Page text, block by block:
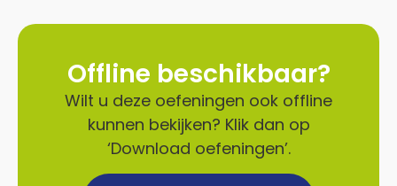
Offline beschikbaar?
Wilt u deze oefeningen ook offline
kunnen bekijken? Klik dan op
‘Download oefeningen’.